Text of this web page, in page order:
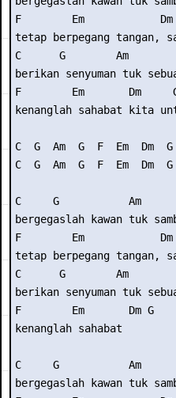
F        Em
tetap berpegang tangan,
C      G        Am
berikan senyuman tuk
F        Em       Dm
kenanglah sahabat kita
C  G  Am  G  F  Em  Dm  G
C  G  Am  G  F  Em  Dm  G
C     G           Am
bergegaslah kawan tuk
F        Em
tetap berpegang tangan,
C      G        Am
berikan senyuman tuk
F        Em       Dm G
kenanglah sahabat
C     G           Am
bergegaslah kawan tuk